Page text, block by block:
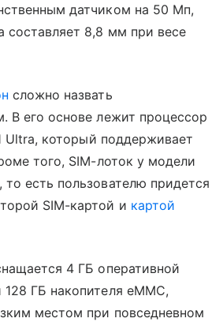
датчиком на 50 Мп,
составляет 8,8 мм при весе
сложно назвать
В его основе лежит процессор
Ultra, который поддерживает
того, SIM-лоток у модели
есть пользователю придется
SIM-картой и картой
4 ГБ оперативной
128 ГБ накопителя eMMC,
местом при повседневном